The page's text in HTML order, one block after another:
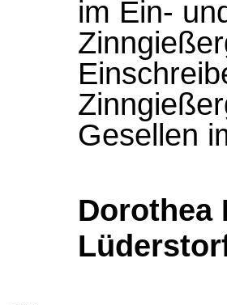
im Ein-
Gesellen
Dorothea